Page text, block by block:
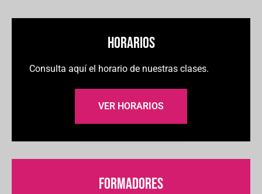
HORARIOS
Consulta aquí el horario de nuestras clases.
VER HORARIOS
FORMADORES